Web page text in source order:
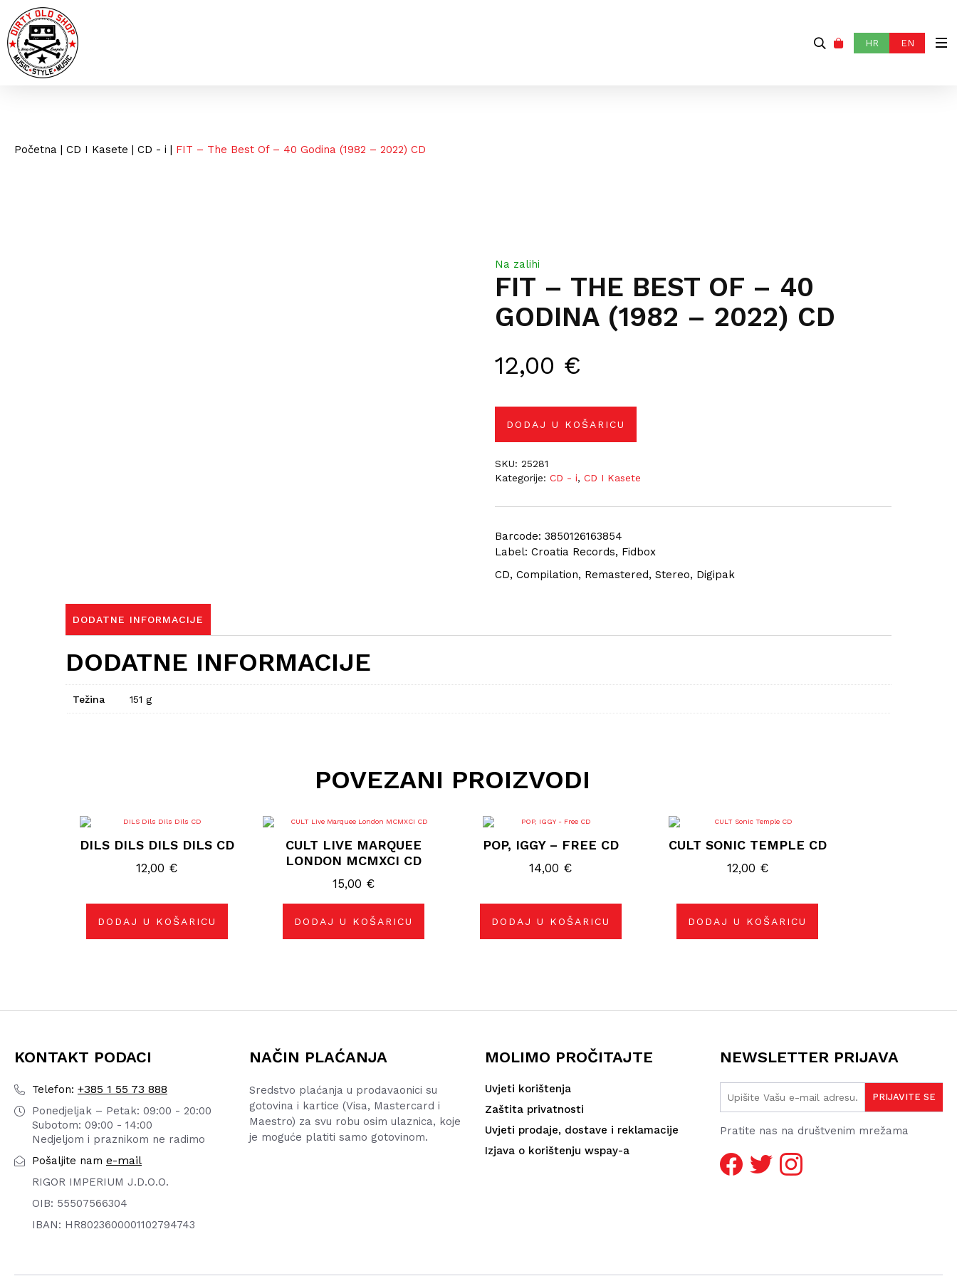
HR EN
Početna | CD I Kasete | CD - i | FIT – The Best Of – 40 Godina (1982 – 2022) CD
FIT – THE BEST OF – 40
GODINA (1982 – 2022) CD
12,00 €
Barcode: 3850126163854
Label: Croatia Records, Fidbox
CD, Compilation, Remastered, Stereo, Digipak
Na zalihi
DODAJ U KOŠARICU
SKU:25281
Kategorije:CD - i,CD I Kasete
DODATNE INFORMACIJE
DODATNE INFORMACIJE
Težina 151 g
POVEZANI PROIZVODI
DILS DILS DILS DILS CD
12,00 €
DODAJ U KOŠARICU
CULT LIVE MARQUEE
LONDON MCMXCI CD
15,00 €
DODAJ U KOŠARICU
POP, IGGY – FREE CD
14,00 €
DODAJ U KOŠARICU
CULT SONIC TEMPLE CD
12,00 €
DODAJ U KOŠARICU
KONTAKT PODACI
Telefon: +385 1 55 73 888
Ponedjeljak – Petak: 09:00 - 20:00
Subotom: 09:00 - 14:00
Nedjeljom i praznikom ne radimo
Pošaljite nam e-mail
RIGOR IMPERIUM J.D.O.O.
OIB: 55507566304
IBAN: HR8023600001102794743
NAČIN PLAĆANJA
Sredstvo plaćanja u prodavaonici su
gotovina i kartice (Visa, Mastercard i
Maestro) za svu robu osim ulaznica, koje
je moguće platiti samo gotovinom.
MOLIMO PROČITAJTE
Uvjeti korištenja
Zaštita privatnosti
Uvjeti prodaje, dostave i reklamacije
Izjava o korištenju wspay-a
NEWSLETTER PRIJAVA
Pratite nas na društvenim mrežama